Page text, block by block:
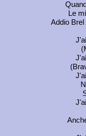
Le
Addio Brel